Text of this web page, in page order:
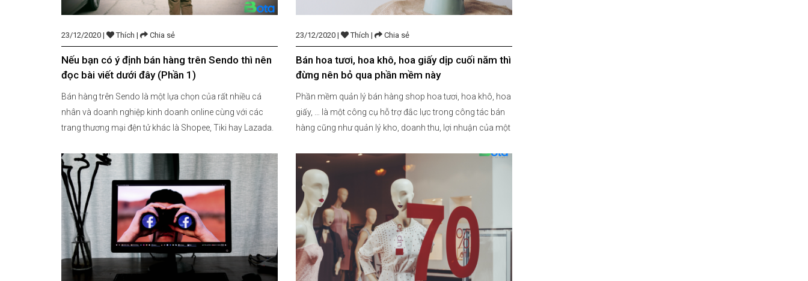
23/12/2020 | Thích | Chia sẻ
Nếu bạn có ý định bán hàng trên Sendo thì nên
đọc bài viết dưới đây (Phần 1)
Bán hàng trên Sendo là một lựa chọn của rất nhiều cá
nhân và doanh nghiệp kinh doanh online cùng với các
trang thương mại đện tử khác là Shopee, Tiki hay Lazada.
phí để mở một trang web riêng, thì Sendo sẽ […]
23/12/2020 | Thích | Chia sẻ
Bán hoa tươi, hoa khô, hoa giấy dịp cuối năm thì
đừng nên bỏ qua phần mềm này
Phần mềm quản lý bán hàng shop hoa tươi, hoa khô, hoa
giấy, … là một công cụ hỗ trợ đắc lực trong công tác bán
hàng cũng như quản lý kho, doanh thu, lợi nhuận của một
chính xác Đối với […]